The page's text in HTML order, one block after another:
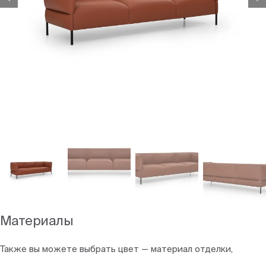
Материалы
Также вы можете выбрать цвет — материал отделки,